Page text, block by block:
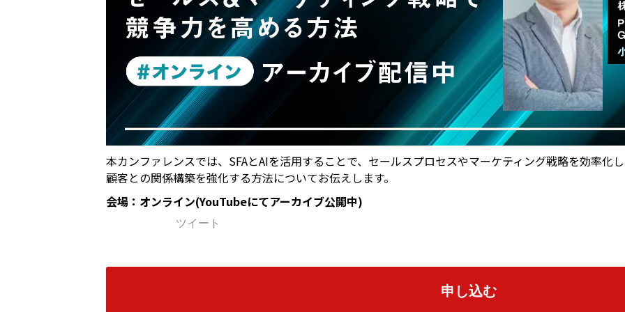
本カンファレンスでは、SFAとAIを活用することで、セールスプロセスやマーケティング戦略を効率化
顧客との関係構築を強化する方法についてお伝えします。
会場：オンライン(YouTubeにてアーカイブ公開中)
ツイート
申し込む